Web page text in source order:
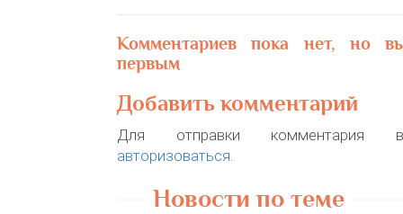
Комментариев пока нет, но
первым
Добавить комментарий
Для отправки комментария
авторизоваться.
Новости по теме